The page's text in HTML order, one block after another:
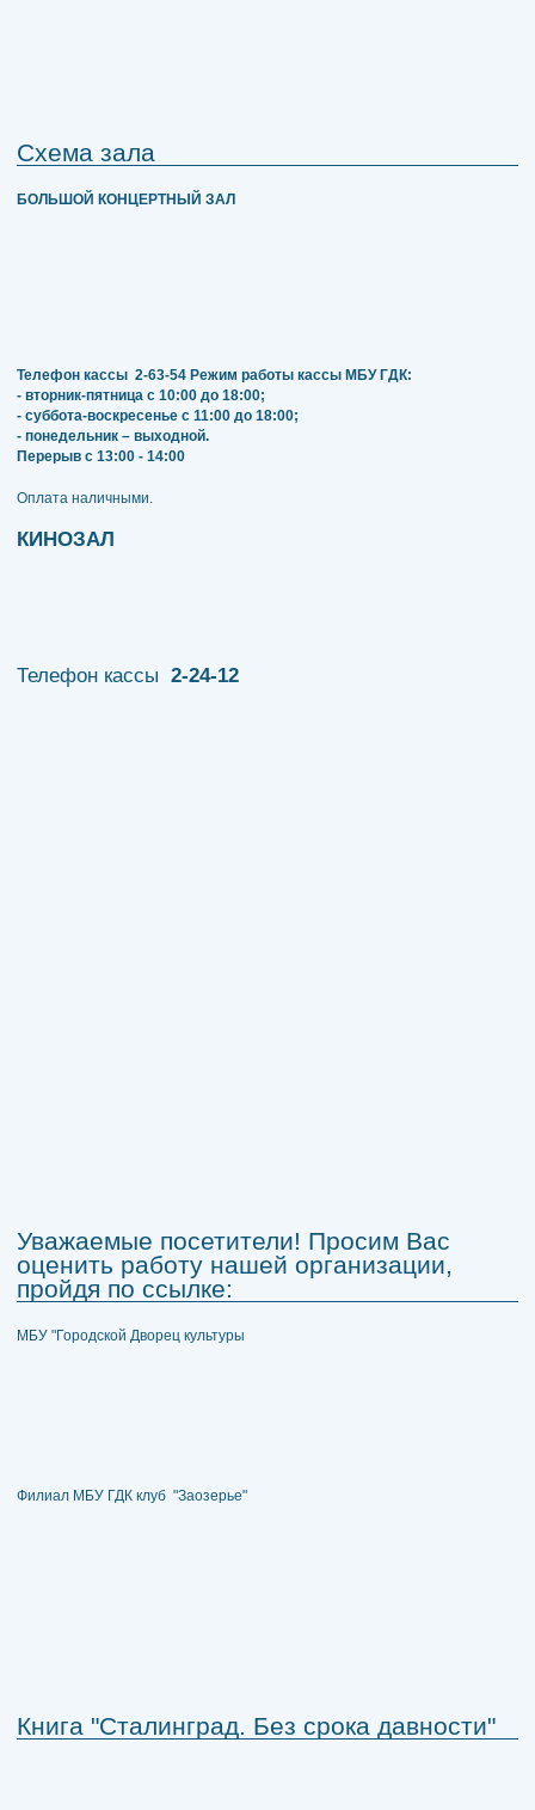
Схема зала
БОЛЬШОЙ КОНЦЕРТНЫЙ ЗАЛ
Телефон кассы 2-63-54 Режим работы кассы МБУ ГДК:
- вторник-пятница с 10:00 до 18:00;
- суббота-воскресенье с 11:00 до 18:00;
- понедельник – выходной.
Перерыв с 13:00 - 14:00
​​​​​​​Оплата наличными.
КИНОЗАЛ
Телефон кассы 2-24-12
Уважаемые посетители! Просим Вас
оценить работу нашей организации,
пройдя по ссылке:
МБУ "Городской Дворец культуры
Филиал МБУ ГДК клуб "Заозерье"
Книга "Сталинград. Без срока давности"